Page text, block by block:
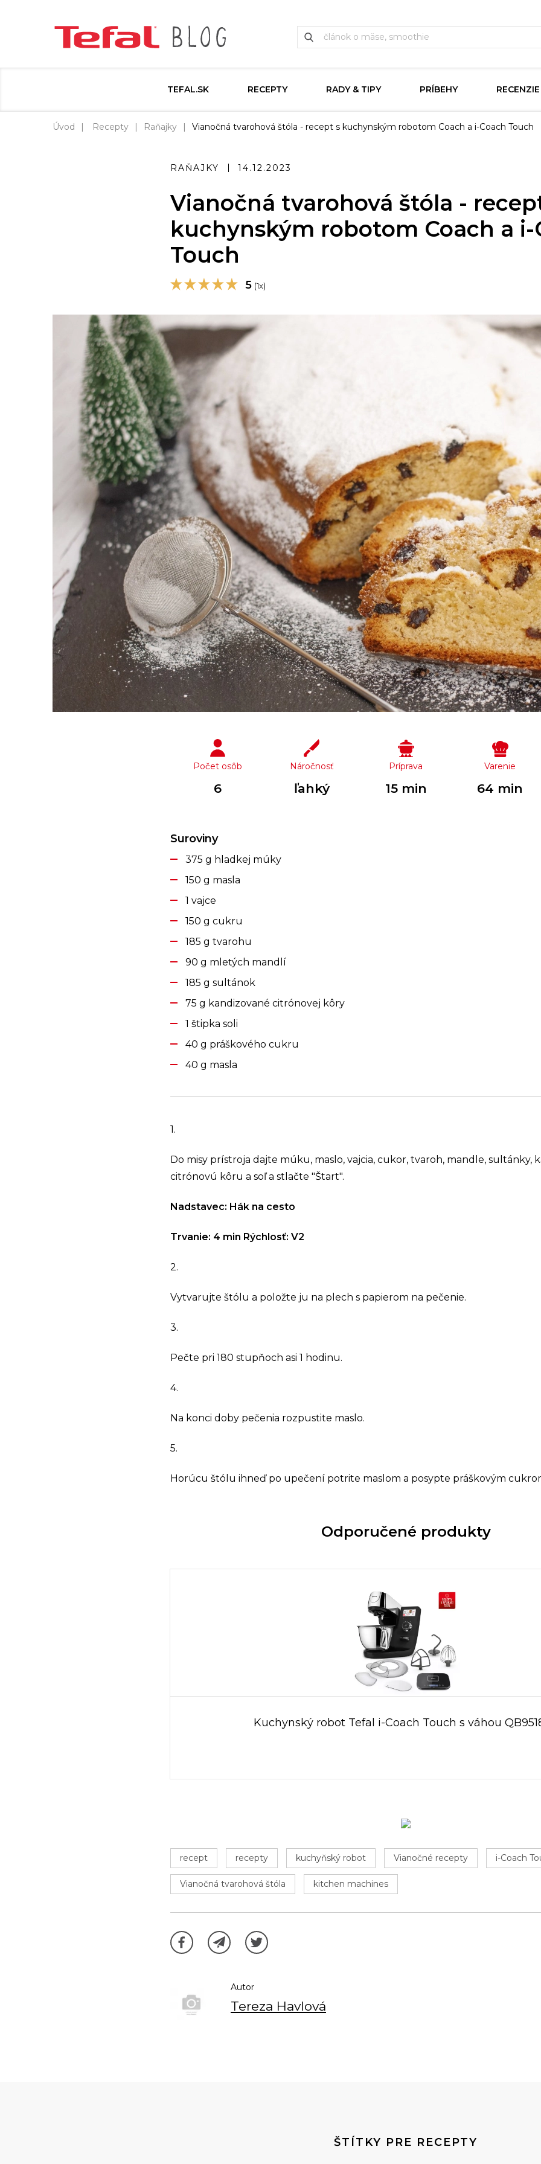
TEFAL.SK RECEPTY RADY & TIPY PRÍBEHY RECENZIE
Úvod Recepty Raňajky Vianočná tvarohová štóla - recept s kuchynským robotom Coach a i-Coach Touch
RAŇAJKY 14.12.2023
Vianočná tvarohová štóla -
kuchynským robotom Coach a i-
Touch
5 (1x)
Počet osôb
6
Náročnosť
ľahký
Príprava
15 min
Varenie
64 min
Suroviny
375 g hladkej múky
150 g masla
1 vajce
150 g cukru
185 g tvarohu
90 g mletých mandlí
185 g sultánok
75 g kandizované citrónovej kôry
1 štipka soli
40 g práškového cukru
40 g masla
1.
Do misy prístroja dajte múku, maslo, vajcia, cukor, tvaroh, mandle, sultánky,
citrónovú kôru a soľ a stlačte "Štart".
Nadstavec: Hák na cesto
Trvanie: 4 min Rýchlosť: V2
2.
Vytvarujte štólu a položte ju na plech s papierom na pečenie.
3.
Pečte pri 180 stupňoch asi 1 hodinu.
4.
Na konci doby pečenia rozpustite maslo.
5.
Horúcu štólu ihneď po upečení potrite maslom a posypte práškovým
Odporučené produkty
Kuchynský robot Tefal i-Coach Touch s váhou
recept recepty kuchyňský robot Vianočné recepty i-Coach
Vianočná tvarohová štóla kitchen machines
Autor
Tereza Havlová
ŠTÍTKY PRE RECEPTY